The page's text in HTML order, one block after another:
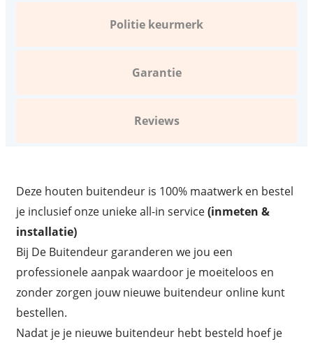
Politie keurmerk
Garantie
Reviews
Deze houten buitendeur is 100% maatwerk en bestel
je inclusief onze unieke all-in service(inmeten &
installatie)
Bij De Buitendeur garanderen we jou een
professionele aanpak waardoor je moeiteloos en
zonder zorgen jouw nieuwe buitendeur online kunt
bestellen.
Nadat je je nieuwe buitendeur hebt besteld hoef je